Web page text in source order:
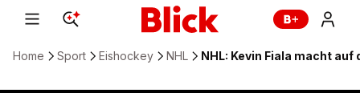
Home Sport Eishockey NHL NHL: Kevin Fiala macht